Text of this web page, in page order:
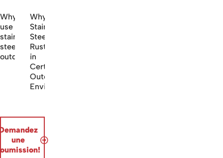
Why
use
stainless
steel
outdoors?
Why
Stainless
Steel
Rusts
in
Certain
Outdoor
Environments
une